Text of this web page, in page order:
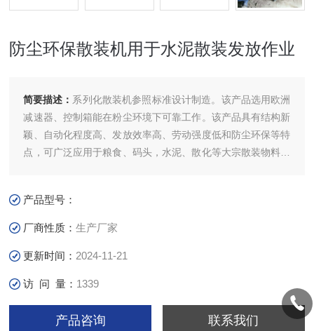
防尘环保散装机用于水泥散装发放作业
简要描述： 系列化散装机参照标准设计制造。该产品选用欧洲
减速器、控制箱能在粉尘环境下可靠工作。该产品具有结构新
颖、自动化程度高、发放效率高、劳动强度低和防尘环保等特
点，可广泛应用于粮食、码头，水泥、散化等大宗散装物料的
产品型号：
厂商性质：生产厂家
更新时间： 2024-11-21
访 问 量： 1339
产品咨询 联系我们